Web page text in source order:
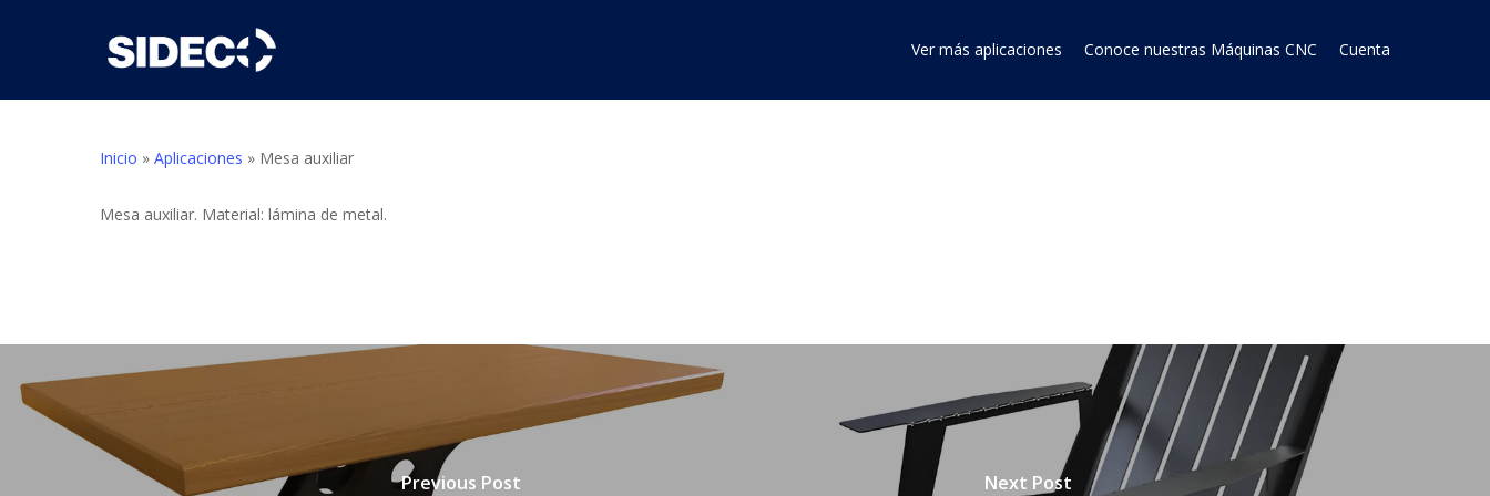
content
Ver más aplicaciones Conoce nuestras Máquinas CNC Cuenta
Inicio » Aplicaciones » Mesa auxiliar
Mesa auxiliar. Material: lámina de metal.
Previous Post Next Post